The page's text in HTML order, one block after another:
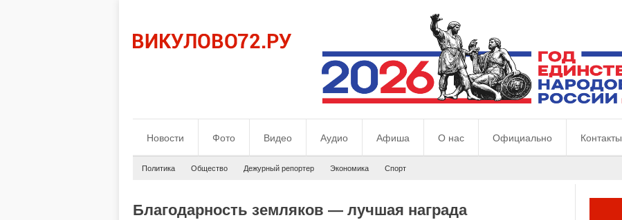
Новости Фото Видео Аудио Афиша О нас Официально Контакты
Политика Общество Дежурный репортер Экономика Спорт
Благодарность земляков — лучшая награда